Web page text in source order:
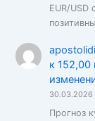
EUR/USD
apostolidi
к
30.03.2026
Прогноз